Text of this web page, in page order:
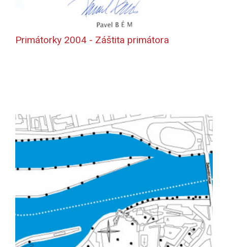
Primátorky 2004 - Záštita primátora